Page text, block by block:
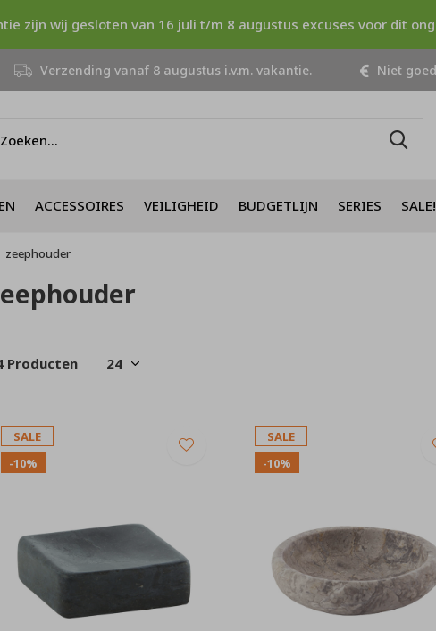
ACCESSOIRES VEILIGHEID BUDGETLIJN SERIES
Verzending vanaf 8 augustus i.v.m. vakantie. Niet
zijn wij gesloten van 16 juli t/m 8 augustus excuses voor dit
zeephouder
Producten
SALE
-10%
SALE
-10%